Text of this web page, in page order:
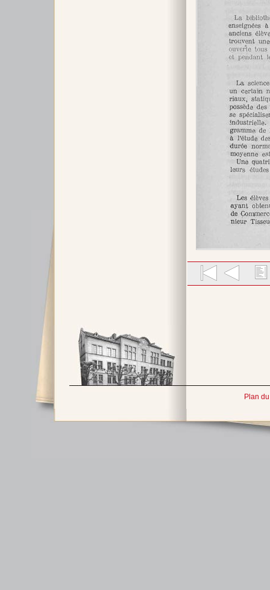
Plan